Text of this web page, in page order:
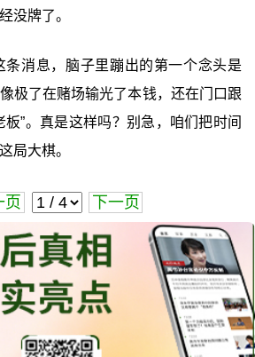
没牌了。
条消息，脑子里蹦出的第一个念头是
极了在赌场输光了本钱，还在门口跟
板”。真是这样吗？别急，咱们把时间
局大棋。
页 下一页